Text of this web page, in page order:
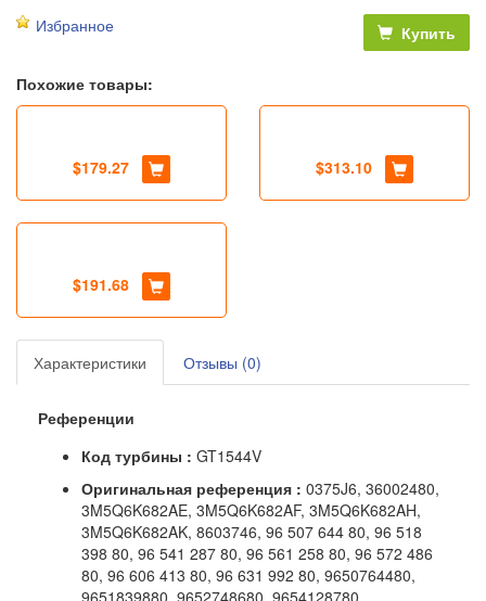
Купить
Избранное
Похожие товары:
$179.27 $313.10
$191.68
Характеристики Отзывы (0)
Референции
Код турбины : GT1544V
Оригинальная референция : 0375J6, 36002480,
3M5Q6K682AE, 3M5Q6K682AF, 3M5Q6K682AH,
3M5Q6K682AK, 8603746, 96 507 644 80, 96 518
398 80, 96 541 287 80, 96 561 258 80, 96 572 486
80, 96 606 413 80, 96 631 992 80, 9650764480,
9651839880, 9652748680, 9654128780,